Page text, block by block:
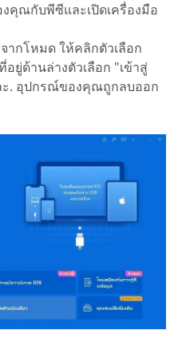
คุณกับพีซีและเปิดเครื่องมือ
ากโหมด ให้คลิกตัวเลือก
ยู่ด้านล่างตัวเลือก "เข้าสู่
. อุปกรณ์ของคุณถูกลบออก